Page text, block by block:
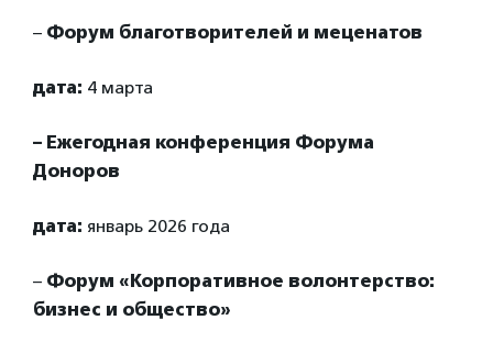
– Форум благотворителей и меценатов
дата: 4 марта
– Ежегодная конференция Форума
Доноров
дата: январь 2026 года
– Форум «Корпоративное волонтерство:
бизнес и общество»